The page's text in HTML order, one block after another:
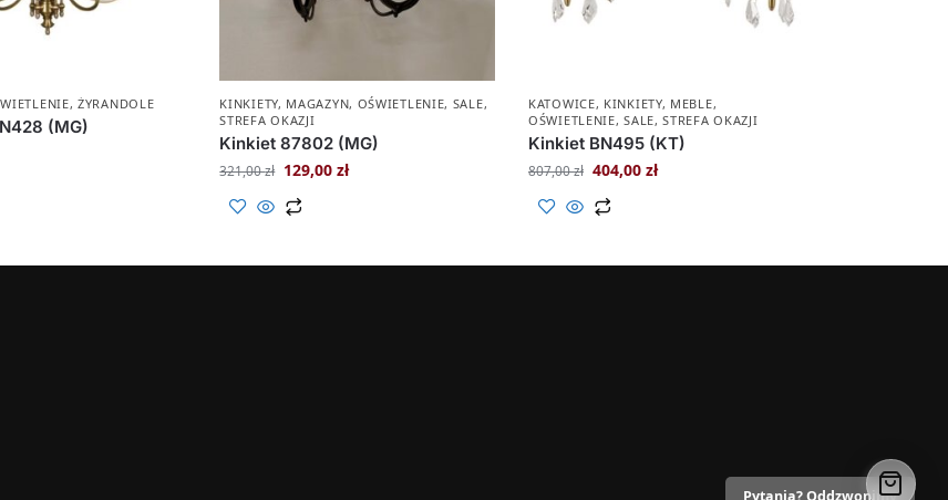
Pytania? Oddzwonimy
,ŻYRANDOLE
(MG)
KINKIETY, MAGAZYN, OŚWIETLENIE, SALE,
STREFA OKAZJI
Kinkiet 87802 (MG)
321,00zł 129,00zł
KATOWICE, KINKIETY, MEBLE,
OŚWIETLENIE,SALE,STREFA OKAZJI
Kinkiet BN495 (KT)
807,00zł 404,00zł